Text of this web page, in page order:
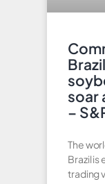
soar
–
The
Brazil
trading